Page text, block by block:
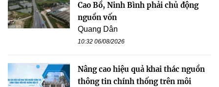
Cao Bồ, Ninh Bình phải chủ động
nguồn vốn
Quang Dân
10:32 06/08/2026
Nâng cao hiệu quả khai thác nguồn
thông tin chính thống trên môi